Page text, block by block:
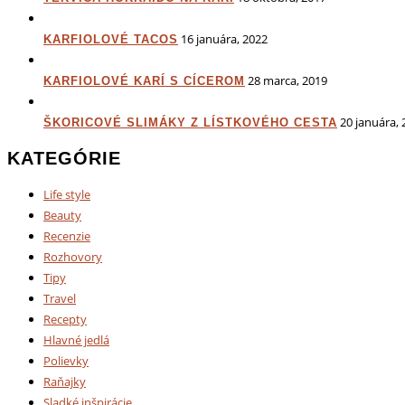
KARFIOLOVÉ TACOS 16 januára, 2022
KARFIOLOVÉ KARÍ S CÍCEROM 28 marca, 2019
ŠKORICOVÉ SLIMÁKY Z LÍSTKOVÉHO CESTA 20 januára,
KATEGÓRIE
Life style
Beauty
Recenzie
Rozhovory
Tipy
Travel
Recepty
Hlavné jedlá
Polievky
Raňajky